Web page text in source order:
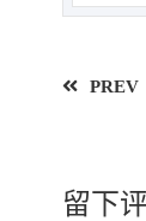
PREV
留下